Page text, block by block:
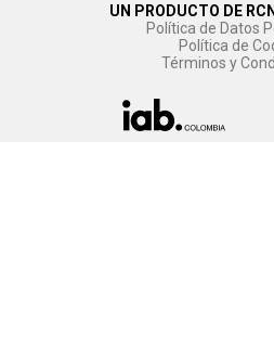
UN PRODUCTO DE
Política de Datos
Política de
Términos y